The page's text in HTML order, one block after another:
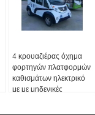
4 κρουαζιέρας όχημα
φορτηγών πλατφορμών
καθισμάτων ηλεκτρικό
με με μηδενικές